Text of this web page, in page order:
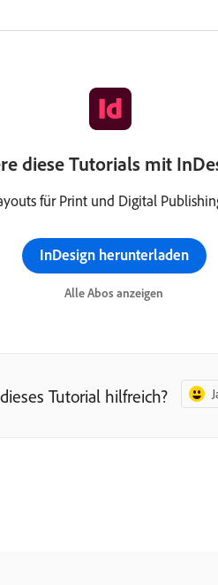
diese Tutorials mit
für Print und Digital
InDesign herunterladen
Alle Abos anzeigen
Tutorial hilfreich?